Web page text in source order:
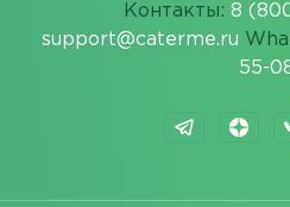
Контакты: 8
support@caterme.ru
55-